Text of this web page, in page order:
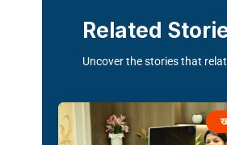
Related
Uncover the stories that